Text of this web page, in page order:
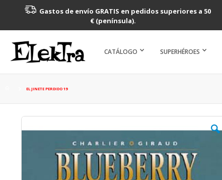
Gastos de envío GRATIS en pedidos superiores a 50
€ (península).
CATÁLOGO SUPERHÉROES
EL JINETE PERDIDO 19
Saltar
al